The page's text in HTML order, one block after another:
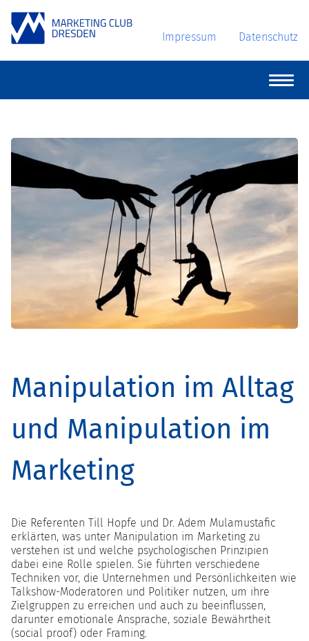
Impressum Datenschutz
Manipulation im Alltag
und Manipulation im
Marketing
Die Referenten Till Hopfe und Dr. Adem Mulamustafic
erklärten, was unter Manipulation im Marketing zu
verstehen ist und welche psychologischen Prinzipien
dabei eine Rolle spielen. Sie führten verschiedene
Techniken vor, die Unternehmen und Persönlichkeiten wie
Talkshow-Moderatoren und Politiker nutzen, um ihre
Zielgruppen zu erreichen und auch zu beeinflussen,
darunter emotionale Ansprache, soziale Bewährtheit
(social proof) oder Framing.